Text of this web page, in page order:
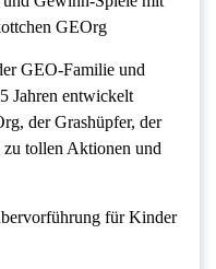
GEOrg
GEO‐Familie und
Jahren entwickelt
der Grashüpfer, der
zu tollen Aktionen und
für Kinder